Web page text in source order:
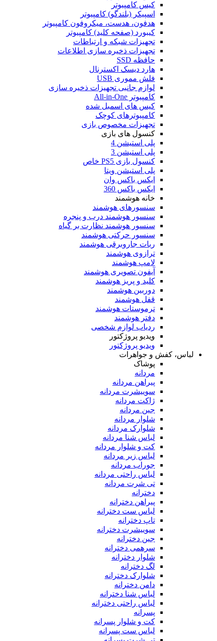
کیس کامپیوتر
اسپیکر (بلندگو) کامپیوتر
هدفون، هدست، میکروفون کامپیوتر
کیبورد (صفحه کلید) کامپیوتر
تجهیزات شبکه و ارتباطات
تجهیزات ذخیره سازی اطلاعات
حافظه SSD
هارد دیسک اکسترنال
فلش مموری USB
لوازم جانبی تجهیزات ذخیره سازی
کامپیوتر All-in-One
کیس های اسمبل شده
کامپیوترهای کوچک
تجهیزات مخصوص بازی
کنسول های بازی
پلی استیشن 4
پلی استیشن 3
کنسول بازی PS5 خاص
پلی استیشن ویتا
ایکس باکس وان
ایکس باکس 360
خانه هوشمند
سنسورهای هوشمند
سنسور هوشمند درب و پنجره
سنسور هوشمند نظارت بر گیاه
سنسور حرکتی هوشمند
ربات جاروبرقی هوشمند
ترازوی هوشمند
لامپ هوشمند
آیفون تصویری هوشمند
کلید و پریز هوشمند
دوربین هوشمند
قفل هوشمند
ترموستات هوشمند
دفتر هوشمند
ردیاب لوازم شخصی
ویدیو پروژکتور
ویدیو پروژکتور
لباس، کفش و جواهرات
پوشاک
مردانه
پیراهن مردانه
سوییشرت مردانه
ژاکت مردانه
جین مردانه
شلوار مردانه
شلوارک مردانه
لباس شنا مردانه
کت و شلوار مردانه
لباس زیر مردانه
جوراب مردانه
لباس راحتی مردانه
تی شرت مردانه
دخترانه
پیراهن دخترانه
لباس ست دخترانه
تاپ دخترانه
سوییشرت دخترانه
جین دخترانه
سرهمی دخترانه
شلوار دخترانه
لگ دخترانه
شلوارک دخترانه
دامن دخترانه
لباس شنا دخترانه
لباس راحتی دخترانه
پسرانه
کت و شلوار پسرانه
لباس ست پسرانه